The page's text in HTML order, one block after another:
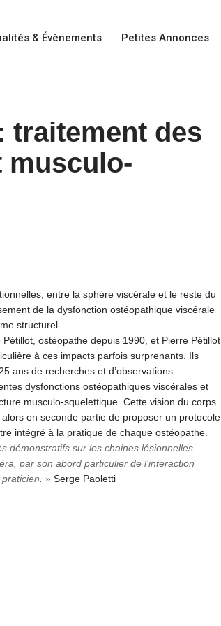
& Évènements Petites Annonces
traitement des
musculo-
entre la sphère viscérale et le reste du
de la dysfonction ostéopathique viscérale
structurel.
ostéopathe depuis 1990, et Pierre Pétillot,
à ces impacts parfois surprenants. Ils
ans de recherches et d’observations.
dysfonctions ostéopathiques viscérales et
musculo-squelettique. Cette vision du corps
en seconde partie de proposer un protocole
intégré à la pratique de chaque ostéopathe.
démonstratifs sur les chaines lésionnelles
par son abord particulier de l’interaction
» Serge Paoletti